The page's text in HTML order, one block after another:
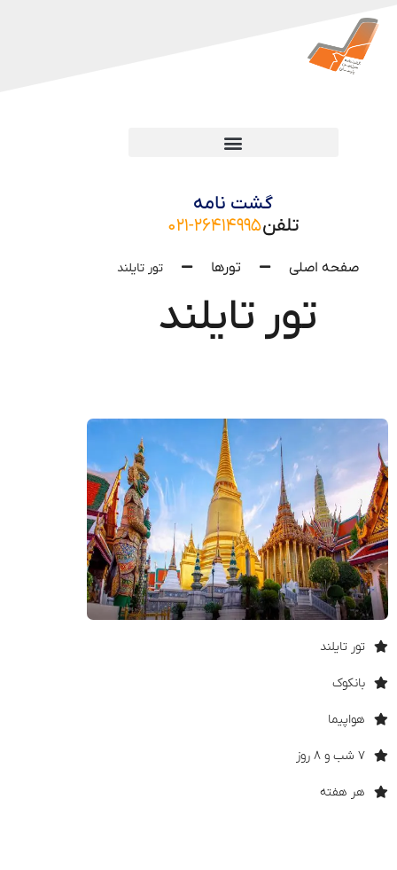
گشت نامه
تلفن۰۲۱-۲۶۴۱۴۹۹۵
صفحه اصلی تورها تور تایلند
تور تایلند
تور تایلند
بانکوک
هواپیما
۷ شب و ۸ روز
هر هفته